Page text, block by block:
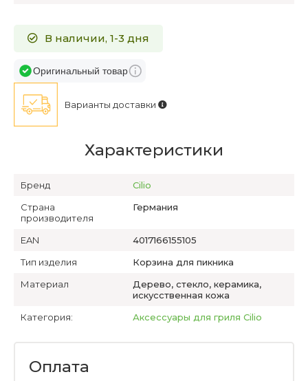
Варианты доставки
В наличии, 1-3 дня
Оригинальный товар
Характеристики
Бренд
Cilio
Страна
производителя
Германия
EAN
4017166155105
Тип изделия
Корзина для пикника
Материал
Дерево, стекло, керамика,
искусственная кожа
Категория:
Аксессуары для гриля Cilio
Оплата